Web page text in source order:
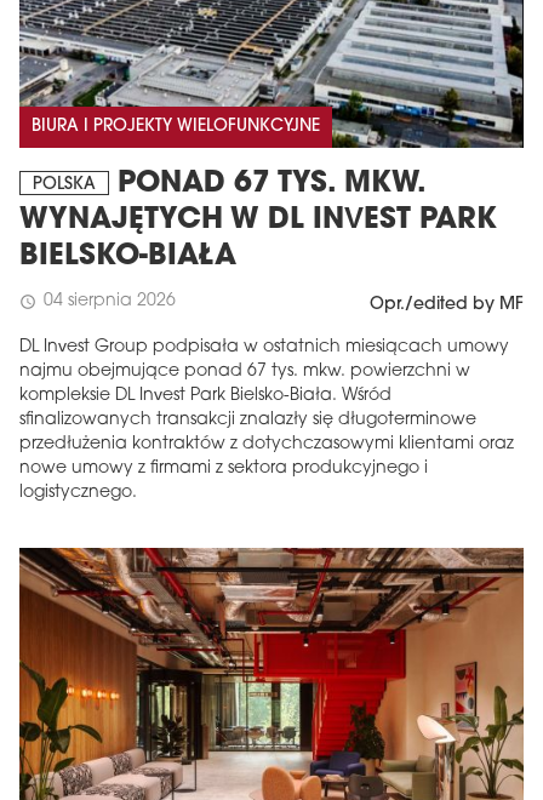
BIURA I PROJEKTY WIELOFUNKCYJNE
POLSKA
PONAD 67 TYS. MKW.
WYNAJĘTYCH W DL INVEST PARK
BIELSKO-BIAŁA
schedule 04 sierpnia 2026 Opr./edited by MF
DL Invest Group podpisała w ostatnich miesiącach umowy
najmu obejmujące ponad 67 tys. mkw. powierzchni w
kompleksie DL Invest Park Bielsko-Biała. Wśród
sfinalizowanych transakcji znalazły się długoterminowe
przedłużenia kontraktów z dotychczasowymi klientami oraz
nowe umowy z firmami z sektora produkcyjnego i
logistycznego.